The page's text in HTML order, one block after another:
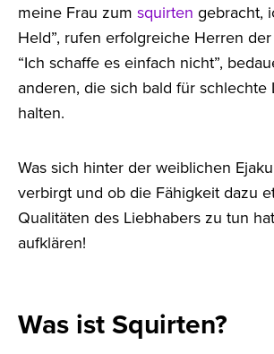
meine Frau zum squirten gebracht,
Held”, rufen erfolgreiche Herren
“Ich schaffe es einfach nicht”,
anderen, die sich bald für schlechte
halten.
Was sich hinter der weiblichen
verbirgt und ob die Fähigkeit dazu
Qualitäten des Liebhabers zu tun
aufklären!
Was ist Squirten?